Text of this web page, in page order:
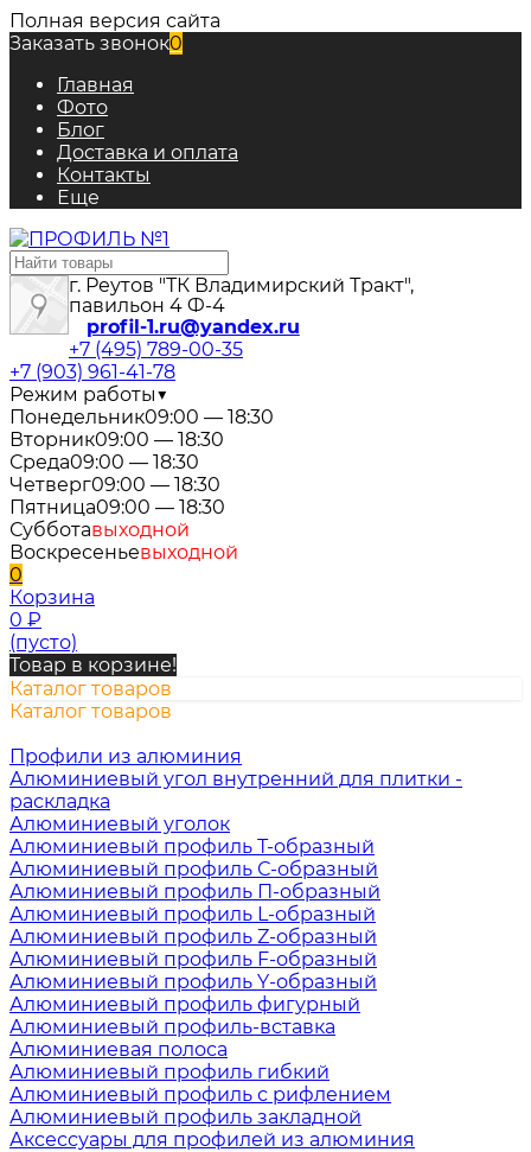
Полная версия сайта
Заказать звонок0
Главная
Фото
Блог
Доставка и оплата
Контакты
Еще
г. Реутов "ТК Владимирский Тракт",
павильон 4 Ф-4
profil-1.ru@yandex.ru
+7 (495) 789-00-35
+7 (903) 961-41-78
Режим работы▼
Понедельник09:00 — 18:30
Вторник09:00 — 18:30
Среда09:00 — 18:30
Четверг09:00 — 18:30
Пятница09:00 — 18:30
Субботавыходной
Воскресеньевыходной
0
Корзина
0 ₽
(пусто)
Товар в корзине!
Каталог товаров
Каталог товаров
Профили из алюминия
Алюминиевый угол внутренний для плитки -
раскладка
Алюминиевый уголок
Алюминиевый профиль Т-образный
Алюминиевый профиль С-образный
Алюминиевый профиль П-образный
Алюминиевый профиль L-образный
Алюминиевый профиль Z-образный
Алюминиевый профиль F-образный
Алюминиевый профиль Y-образный
Алюминиевый профиль фигурный
Алюминиевый профиль-вставка
Алюминиевая полоса
Алюминиевый профиль гибкий
Алюминиевый профиль с рифлением
Алюминиевый профиль закладной
Аксессуары для профилей из алюминия